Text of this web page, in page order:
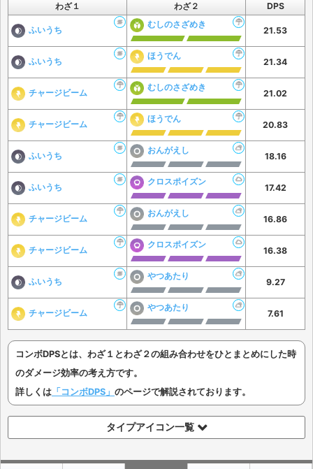
わざ１ わざ２ DPS
ふいうち
むしのさざめき
21.53
ふいうち
ほうでん
21.34
チャージビーム
むしのさざめき
21.02
チャージビーム
ほうでん
20.83
ふいうち
おんがえし
18.16
ふいうち
クロスポイズン
17.42
チャージビーム
おんがえし
16.86
チャージビーム
クロスポイズン
16.38
ふいうち
やつあたり
9.27
チャージビーム
やつあたり
7.61
コンボDPSとは、わざ１とわざ２の組み合わせをひとまとめにした時
のダメージ効率の考え方です。
詳しくは 「コンボDPS」 のページで解説されております。
タイプアイコン一覧